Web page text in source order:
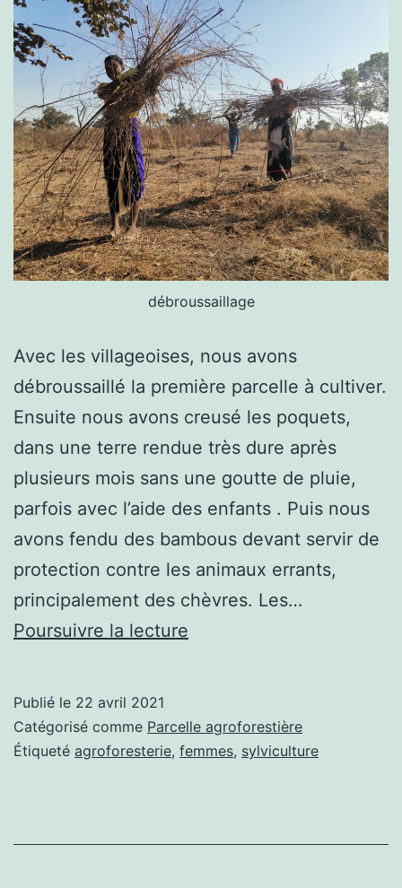
débroussaillage
Avec les villageoises, nous avons
débroussaillé la première parcelle à cultiver.
Ensuite nous avons creusé les poquets,
dans une terre rendue très dure après
plusieurs mois sans une goutte de pluie,
parfois avec l’aide des enfants . Puis nous
avons fendu des bambous devant servir de
protection contre les animaux errants,
principalement des chèvres. Les…
Poursuivre la lecture
le
terrain
Publié le 22 avril 2021
Catégorisé comme Parcelle agroforestière
Étiqueté agroforesterie, femmes, sylviculture